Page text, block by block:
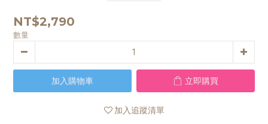
NT$2,790
數量
加入購物車 立即購買
加入追蹤清單